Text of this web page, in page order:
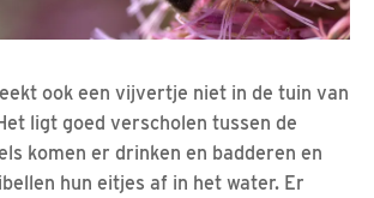
ook een vijvertje niet in de tuin van
ligt goed verscholen tussen de
komen er drinken en badderen en
hun eitjes af in het water. Er